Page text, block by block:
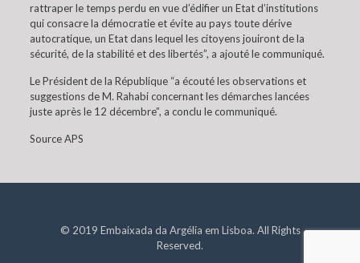
rattraper le temps perdu en vue d’édifier un Etat d’institutions
qui consacre la démocratie et évite au pays toute dérive
autocratique, un Etat dans lequel les citoyens jouiront de la
sécurité, de la stabilité et des libertés”, a ajouté le communiqué.
Le Président de la République “a écouté les observations et
suggestions de M. Rahabi concernant les démarches lancées
juste après le 12 décembre”, a conclu le communiqué.
Source APS
© 2019 Embaixada da Argélia em Lisboa. All Rights
Reserved.